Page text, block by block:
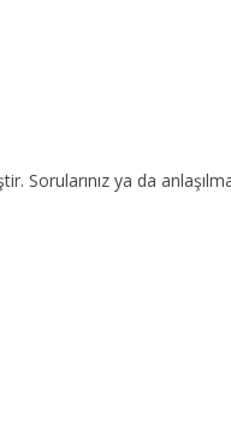
Sorularınız ya da